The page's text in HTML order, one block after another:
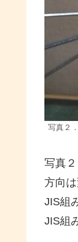
写真２
写真
方向
JIS組
JIS組